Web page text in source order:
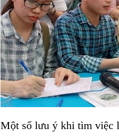
Một số lưu ý khi tìm việc